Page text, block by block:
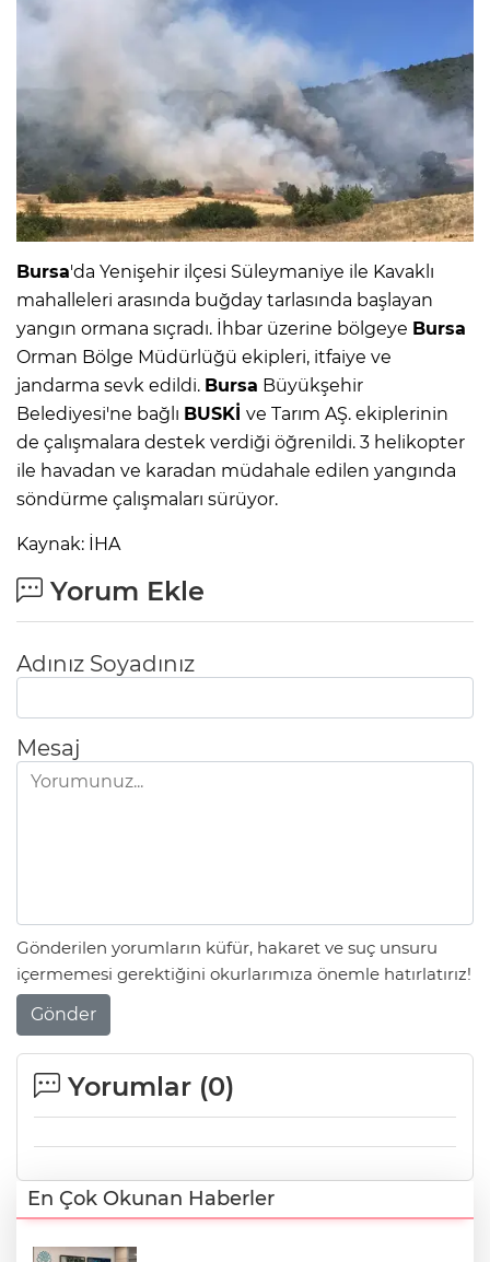
Bursa'da Yenişehir ilçesi Süleymaniye ile Kavaklı
mahalleleri arasında buğday tarlasında başlayan
yangın ormana sıçradı. İhbar üzerine bölgeye Bursa
Orman Bölge Müdürlüğü ekipleri, itfaiye ve
jandarma sevk edildi. Bursa Büyükşehir
Belediyesi'ne bağlı BUSKİ ve Tarım AŞ. ekiplerinin
de çalışmalara destek verdiği öğrenildi. 3 helikopter
ile havadan ve karadan müdahale edilen yangında
söndürme çalışmaları sürüyor.
Kaynak: İHA
Yorum Ekle
Adınız Soyadınız
Mesaj
Gönderilen yorumların küfür, hakaret ve suç unsuru
içermemesi gerektiğini okurlarımıza önemle hatırlatırız!
Gönder
Yorumlar (0)
En Çok Okunan Haberler